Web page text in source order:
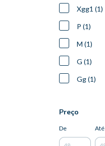
Xgg1 (1)
P (1)
M (1)
G (1)
Gg (1)
Preço
De Até